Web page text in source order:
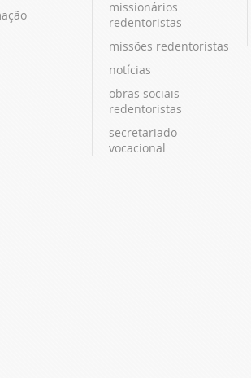
missionários
redentoristas
missões redentoristas
notícias
obras sociais
redentoristas
secretariado
vocacional